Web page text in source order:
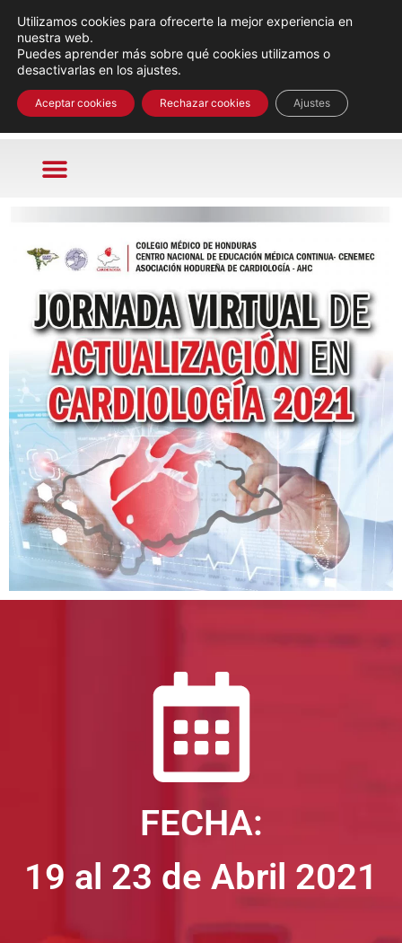
FECHA:
19 al 23 de Abril 2021
Utilizamos cookies para ofrecerte la mejor experiencia en
nuestra web.
Puedes aprender más sobre qué cookies utilizamos o
desactivarlas en los ajustes.
Aceptar cookies Rechazar cookies Ajustes